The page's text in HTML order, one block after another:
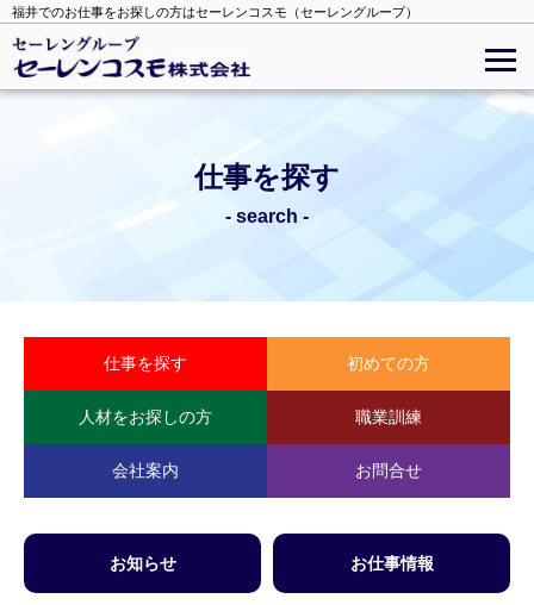
福井でのお仕事をお探しの方はセーレンコスモ（セーレングループ）
仕事を探す
- search -
仕事を探す 初めての方
人材をお探しの方 職業訓練
会社案内 お問合せ
お知らせ お仕事情報